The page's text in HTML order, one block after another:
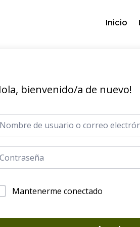
Inicio
bienvenido/a de nuevo!
Mantenerme conectado